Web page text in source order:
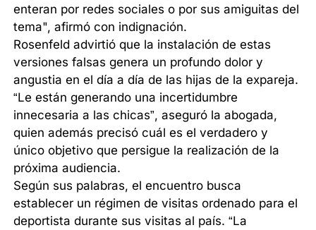
enteran por redes sociales o por sus amiguitas del
tema", afirmó con indignación.
Rosenfeld advirtió que la instalación de estas
versiones falsas genera un profundo dolor y
angustia en el día a día de las hijas de la expareja.
“Le están generando una incertidumbre
innecesaria a las chicas”, aseguró la abogada,
quien además precisó cuál es el verdadero y
único objetivo que persigue la realización de la
próxima audiencia.
Según sus palabras, el encuentro busca
establecer un régimen de visitas ordenado para el
deportista durante sus visitas al país. “La